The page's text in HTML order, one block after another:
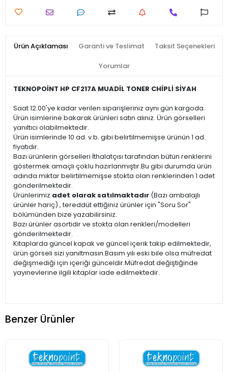
Ürün Açıklaması Garanti ve Teslimat Taksit Seçenekleri
Yorumlar
TEKNOPOİNT HP CF217A MUADİL TONER CHİPLİ SİYAH
Saat 12.00'ye kadar verilen siparişleriniz aynı gün kargoda.
Ürün isimlerine bakarak ürünleri satın alınız. Ürün görselleri
yanıltıcı olabilmektedir.
Ürün isimlerinde 10 ad. v.b. gibi belirtilmemişse ürünün 1 ad.
fiyatıdır.
Bazı ürünlerin görselleri İthalatçısı tarafından bütün renklerini
göstermek amaçlı çoklu hazırlanmıştır.Bu gibi durumda ürün
adında miktar belirtilmemişse stokta olan renklerinden 1 adet
gönderilmektedir.
Ürünlerimiz adet olarak satılmaktadır (Bazı ambalajlı
ürünler hariç) , tereddüt ettiğiniz ürünler için "Soru Sor"
bölümünden bize yazabilirsiniz.
Bazı ürünler asortidir ve stokta olan renkleri/modelleri
gönderilmektedir.
Kitaplarda güncel kapak ve güncel içerik takip edilmektedir,
ürün görseli sizi yanıltmasın.Basım yılı eski bile olsa müfredat
değişmediği için içeriği günceldir.Müfredat değiştiğinde
yayınevlerine ilgili kitaplar iade edilmektedir.
Benzer Ürünler